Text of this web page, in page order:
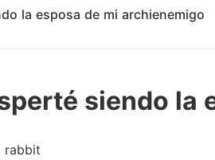
la esposa de mi archienemigo
siendo la
rabbit